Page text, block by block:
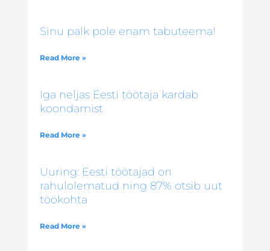
Sinu palk pole enam tabuteema!
Read More »
Iga neljas Eesti töötaja kardab
koondamist
Read More »
Uuring: Eesti töötajad on
rahulolematud ning 87% otsib uut
töökohta
Read More »